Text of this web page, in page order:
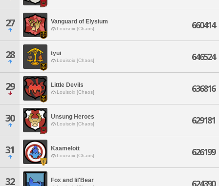
27 Vanguard of Elysium
Louisoix [Chaos] 660414
28 tyui
Louisoix [Chaos] 646524
29 Little Devils
Louisoix [Chaos] 636816
30 Unsung Heroes
Louisoix [Chaos] 629181
31 Kaamelott
Louisoix [Chaos] 626199
32 Fox and lil'Bear 624390